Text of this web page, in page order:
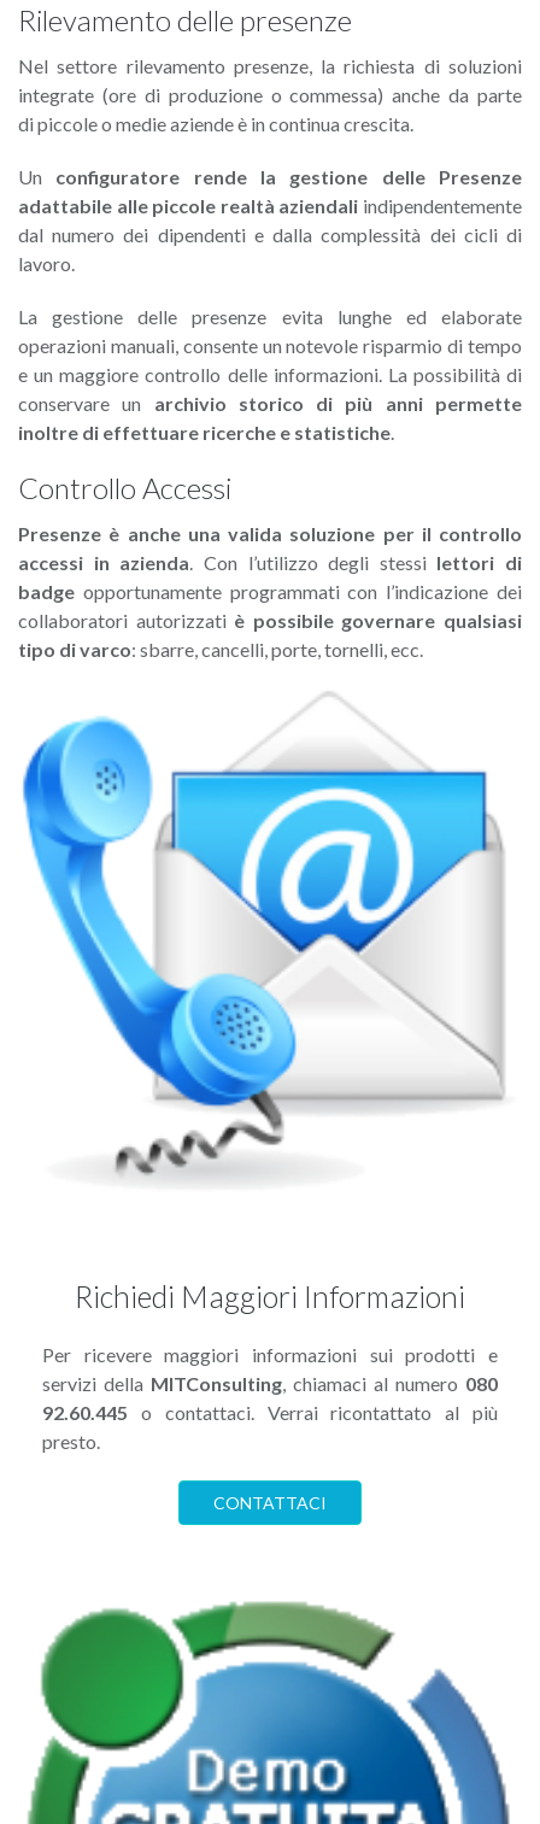
Rilevamento delle presenze
Nel settore rilevamento presenze, la richiesta di soluzioni
integrate (ore di produzione o commessa) anche da parte
di piccole o medie aziende è in continua crescita.
Un configuratore rende la gestione delle Presenze
adattabile alle piccole realtà aziendali indipendentemente
dal numero dei dipendenti e dalla complessità dei cicli di
lavoro.
La gestione delle presenze evita lunghe ed elaborate
operazioni manuali, consente un notevole risparmio di tempo
e un maggiore controllo delle informazioni. La possibilità di
conservare un archivio storico di più anni permette
inoltre di effettuare ricerche e statistiche
Controllo Accessi
Presenze è anche una valida soluzione per il controllo
accessi in azienda . Con l’utilizzo degli stessi lettori di
badge opportunamente programmati con l’indicazione dei
collaboratori autorizzati è possibile governare qualsiasi
tipo di varco: sbarre, cancelli, porte, tornelli, ecc.
Richiedi Maggiori Informazioni
Per ricevere maggiori informazioni sui prodotti e
servizi della MITConsulting, chiamaci al numero 080
92.60.445 o contattaci. Verrai ricontattato al più
presto.
CONTATTACI